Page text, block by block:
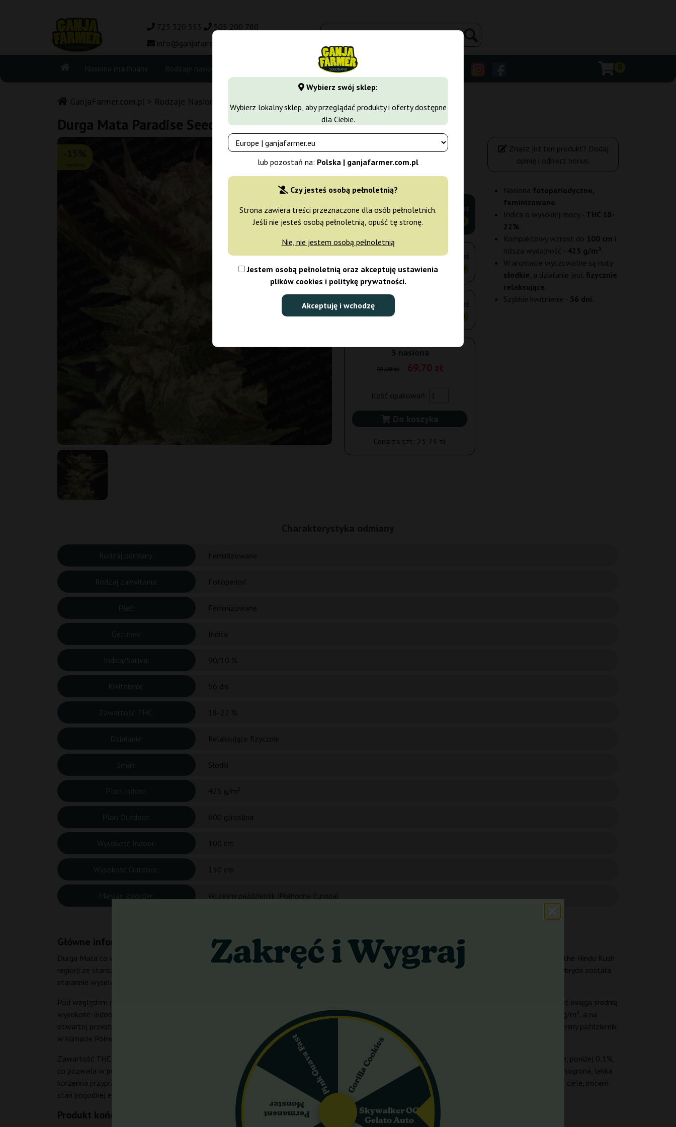
Wybierz swój sklep:
Wybierz lokalny sklep, aby przeglądać produkty i oferty dostępne
dla Ciebie.
lub pozostań na: Polska | ganjafarmer.com.pl
Czy jesteś osobą pełnoletnią?
Strona zawiera treści przeznaczone dla osób pełnoletnich.
Jeśli nie jesteś osobą pełnoletnią, opuść tę stronę.
Nie, nie jestem osobą pełnoletnią
Jestem osobą pełnoletnią oraz akceptuję ustawienia
plików cookies i politykę prywatności.
Akceptuję i wchodzę
723 320 553
505 200 780
info@ganjafarmer.com.pl
Nasiona marihuany Rodzaje nasion Odmiany marihuany
GanjaFarmer.com.pl Rodzaje Nasion Marihuany Durga Mata
Durga Mata Paradise Seeds
Paradise Seeds
3 nasiona
Wysyłka 3-7 dni
69,70 zł
5 nasion
Wysyłka 3-7 dni
104,55 zł
15% TANIEJ
10 nasion
Wysyłka 3-7 dni
192,10 zł
3 nasiona
82,00 zł 69,70 zł
Ilość opakowań:
Do koszyka
Cena za szt: 23,23 zł
Znasz już ten produkt? Dodaj
opinię i odbierz bonus.
Nasiona fotoperiodyczne,
feminizowane
Indica o wysokiej mocy - THC 18-
22%
Kompaktowy wzrost do 100 cm i
niższa wydajność - 425 g/m²
W aromacie wyczuwalne są nuty
słodkie , a działanie jest fizycznie
relaksujące
Szybkie kwitnienie - 56 dni
Charakterystyka odmiany
Rodzaj odmiany:
Rodzaj zakwitania:
Płeć:
Gatunek:
Indica/Sativa:
Kwitnienie:
Zawartość THC:
Działanie:
Smak:
Plon Indoor:
Plon Outdoor:
Wysokość Indoor:
Wysokość Outdoor:
Miesiąc zbiorów:
Główne informacje
Durga Mata to w pełni feminizowane nasiona fotoperiodyczne, które powstały z połączenia dwóch potęg indyjskiej genetyki: legendarnej Hindu Kush (the Hindu Kush
region) ze starożytną odmianą z Indii. Jest to klasyczna indica strain, która dominuje w genotypie w około 90% – reszta to subtelny wkład sativa. Ta hybryda została
starannie wyselekcjonowana przez Paradise Seeds, aby zapewnić zarówno solidną wydajność, jak i wyjątkową jakość końcowego produktu.
Pod względem morfologii Durga Mata rozwija się w typowy sposób dla indica – bushy pokrój, krótkie międzywęźla i szerokie, ciemnozielone liście. Plant osiąga średnią
wysokość: indoor około 100 cm, outdoor nawet do 150 cm. Mimo zwartej budowy jest bardzo plenna – w uprawie pod dachem można zebrać do 425 g/m², a na
otwartej przestrzeni każda plant dostarcza około 600 g suszu. Czas kwitnienia (flowering time) wynosi 56 dni, a zbiory na zewnątrz przypadają na wczesny październik
w klimacie Północnej Europy.
Zawartość THC sięga 18-22%, co sprawia, że Durga Mata należy do mocnych odmian w katalogu Paradise Seeds. CBD utrzymuje się na niskim poziomie, poniżej 0,1%,
co pozwala w pełni doświadczyć intensywnego, euforycznego haju (buzz). Profil smakowo-zapachowy to prawdziwa uczta: słodkie mango, dojrzałe winogrona, lekka
korzenna przyprawa i głęboka, ziemista nuta haszyszu. Działanie jest typowo indykowe – najpierw fala relaksu (relaxation), która rozlewa się po całym ciele, potem
stan pogodnej euforii, który utrzymuje się przez 2-4 godziny.
Produkt końcowy – susz
Gorilla Cookies
Skywalker OG
Gelato Auto
Permanent
Monster
Pink Guava Fast